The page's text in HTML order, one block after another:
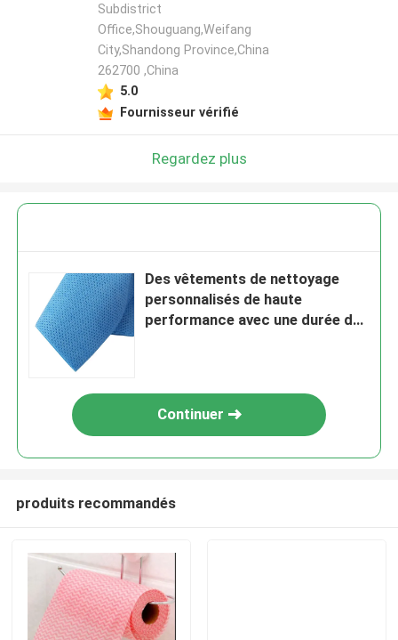
Subdistrict
Office,Shouguang,Weifang
City,Shandong Province,China
262700 ,China
5.0
Fournisseur vérifié
Regardez plus
Des vêtements de nettoyage
personnalisés de haute
performance avec une durée de
Continuer
produits recommandés